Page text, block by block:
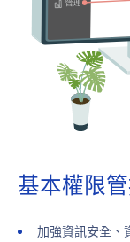
基本權限
加強資訊安全、